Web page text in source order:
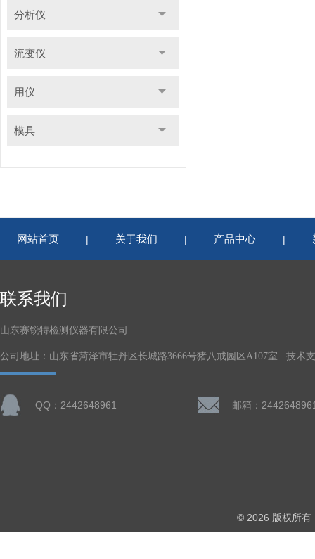
分析仪
流变仪
用仪
模具
网站首页 | 关于我们 | 产品中心 |
联系我们
山东赛锐特检测仪器有限公司
公司地址：山东省菏泽市牡丹区长城路3666号猪八戒园区A107室 技术
QQ：2442648961 邮箱：
© 2026 版权所